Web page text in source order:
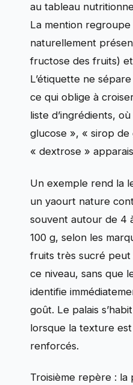
au tableau
La mention regroupe
naturellement
fructose des fruits)
L’étiquette ne
ce qui oblige à
liste d’ingrédients,
glucose », « sirop
« dextrose »
Un exemple rend la
un yaourt nature
souvent autour de 4
100 g, selon les
fruits très sucré
ce niveau, sans que
identifie
goût. Le palais
lorsque la texture
renforcés.
Troisième repère : la